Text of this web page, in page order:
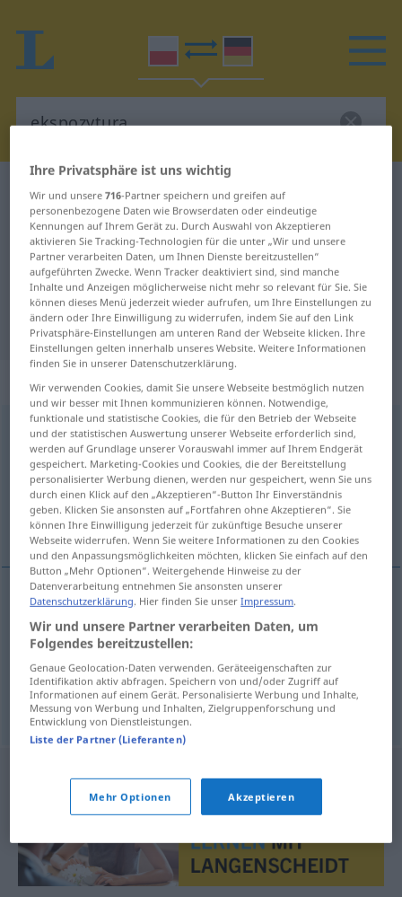
Polnisch-Deutsch Wörterbuch ekspozytura
Polnisch-Deutsch Übersetzung für
"ekspozytura"
"ekspozytura" Deutsch
Übersetzung
„ekspozytura“: rodzaj żeński
ekspozyturaf <-y>
Übersicht aller Übersetzungen
(Für mehr Details die Übersetzung anklicken/antippen)
Nebenstelle, Filiale, Zweiggeschäft
Nebenstelle ekspozytura
Filialef ekspozytura
Zweiggeschäftn ekspozytura
Ihre Privatsphäre ist uns wichtig
Wir und unsere716-Partner speichern und greifen auf
personenbezogene Daten wie Browserdaten oder eindeutige
Kennungen auf Ihrem Gerät zu. Durch Auswahl von Akzeptieren
aktivieren Sie Tracking-Technologien für die unter „Wir und unsere
Partner verarbeiten Daten, um Ihnen Dienste bereitzustellen“
aufgeführten Zwecke. Wenn Tracker deaktiviert sind, sind manche
Inhalte und Anzeigen möglicherweise nicht mehr so relevant für Sie. Sie
können dieses Menü jederzeit wieder aufrufen, um Ihre Einstellungen zu
ändern oder Ihre Einwilligung zu widerrufen, indem Sie auf den Link
Privatsphäre-Einstellungen am unteren Rand der Webseite klicken. Ihre
Einstellungen gelten innerhalb unseres Website. Weitere Informationen
finden Sie in unserer Datenschutzerklärung.
Wir verwenden Cookies, damit Sie unsere Webseite bestmöglich nutzen
und wir besser mit Ihnen kommunizieren können. Notwendige,
funktionale und statistische Cookies, die für den Betrieb der Webseite
und der statistischen Auswertung unserer Webseite erforderlich sind,
werden auf Grundlage unserer Vorauswahl immer auf Ihrem Endgerät
gespeichert. Marketing-Cookies und Cookies, die der Bereitstellung
personalisierter Werbung dienen, werden nur gespeichert, wenn Sie uns
durch einen Klick auf den „Akzeptieren“-Button Ihr Einverständnis
geben. Klicken Sie ansonsten auf „Fortfahren ohne Akzeptieren“. Sie
können Ihre Einwilligung jederzeit für zukünftige Besuche unserer
Webseite widerrufen. Wenn Sie weitere Informationen zu den Cookies
und den Anpassungsmöglichkeiten möchten, klicken Sie einfach auf den
Button „Mehr Optionen“. Weitergehende Hinweise zu der
Datenverarbeitung entnehmen Sie ansonsten unserer
Datenschutzerklärung. Hier finden Sie unserImpressum.
Wir und unsere Partner verarbeiten Daten, um
Folgendes bereitzustellen:
Genaue Geolocation-Daten verwenden. Geräteeigenschaften zur
Identifikation aktiv abfragen. Speichern von und/oder Zugriff auf
Informationen auf einem Gerät. Personalisierte Werbung und Inhalte,
Messung von Werbung und Inhalten, Zielgruppenforschung und
Entwicklung von Dienstleistungen.
Liste der Partner (Lieferanten)
Mehr Optionen Akzeptieren